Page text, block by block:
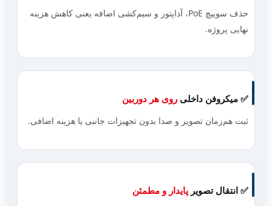
حذف سوییچ PoE، آداپتور و سیم‌کشی اضافه یعنی کاهش هزینه
نهایی پروژه.
✅ میکروفن داخلی روی هر دوربین
ثبت هم‌زمان تصویر و صدا بدون تجهیزات جانبی یا هزینه اضافی.
✅ انتقال تصویر پایدار و مطمئن